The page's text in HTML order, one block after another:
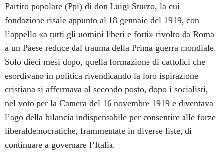
Partito popolare (Ppi) di don Luigi Sturzo, la cui
fondazione risale appunto al 18 gennaio del 1919, con
l’appello «a tutti gli uomini liberi e forti» rivolto da Roma
a un Paese reduce dal trauma della Prima guerra mondiale.
Solo dieci mesi dopo, quella formazione di cattolici che
esordivano in politica rivendicando la loro ispirazione
cristiana si affermava al secondo posto, dopo i socialisti,
nel voto per la Camera del 16 novembre 1919 e diventava
l’ago della bilancia indispensabile per consentire alle forze
liberaldemocratiche, frammentate in diverse liste, di
continuare a governare l’Italia.